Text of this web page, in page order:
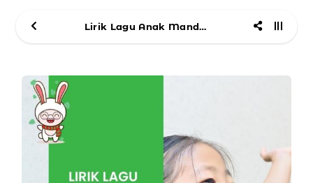
Lirik Lagu Anak Mandarin Ting Wo Shuo, Xie Xie Ni